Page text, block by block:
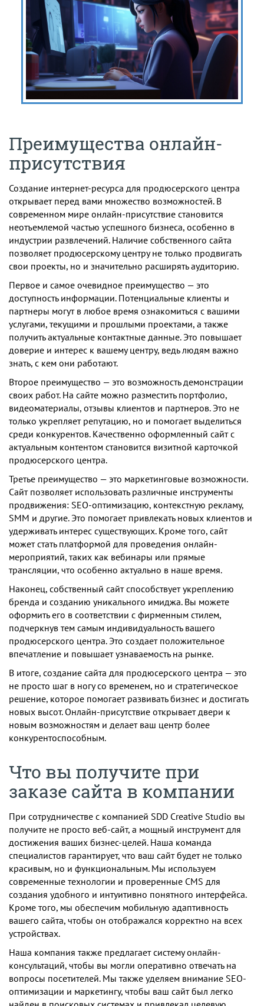
Преимущества онлайн-
присутствия
Создание интернет-ресурса для продюсерского центра
открывает перед вами множество возможностей. В
современном мире онлайн-присутствие становится
неотъемлемой частью успешного бизнеса, особенно в
индустрии развлечений. Наличие собственного сайта
позволяет продюсерскому центру не только продвигать
свои проекты, но и значительно расширять аудиторию.
Первое и самое очевидное преимущество — это
доступность информации. Потенциальные клиенты и
партнеры могут в любое время ознакомиться с вашими
услугами, текущими и прошлыми проектами, а также
получить актуальные контактные данные. Это повышает
доверие и интерес к вашему центру, ведь людям важно
знать, с кем они работают.
Второе преимущество — это возможность демонстрации
своих работ. На сайте можно разместить портфолио,
видеоматериалы, отзывы клиентов и партнеров. Это не
только укрепляет репутацию, но и помогает выделиться
среди конкурентов. Качественно оформленный сайт с
актуальным контентом становится визитной карточкой
продюсерского центра.
Третье преимущество — это маркетинговые возможности.
Сайт позволяет использовать различные инструменты
продвижения: SEO-оптимизацию, контекстную рекламу,
SMM и другие. Это помогает привлекать новых клиентов и
удерживать интерес существующих. Кроме того, сайт
может стать платформой для проведения онлайн-
мероприятий, таких как вебинары или прямые
трансляции, что особенно актуально в наше время.
Наконец, собственный сайт способствует укреплению
бренда и созданию уникального имиджа. Вы можете
оформить его в соответствии с фирменным стилем,
подчеркнув тем самым индивидуальность вашего
продюсерского центра. Это создает положительное
впечатление и повышает узнаваемость на рынке.
В итоге, создание сайта для продюсерского центра — это
не просто шаг в ногу со временем, но и стратегическое
решение, которое помогает развивать бизнес и достигать
новых высот. Онлайн-присутствие открывает двери к
новым возможностям и делает ваш центр более
конкурентоспособным.
Что вы получите при
заказе сайта в компании
При сотрудничестве с компанией SDD Creative Studio вы
получите не просто веб-сайт, а мощный инструмент для
достижения ваших бизнес-целей. Наша команда
специалистов гарантирует, что ваш сайт будет не только
красивым, но и функциональным. Мы используем
современные технологии и проверенные CMS для
создания удобного и интуитивно понятного интерфейса.
Кроме того, мы обеспечим мобильную адаптивность
вашего сайта, чтобы он отображался корректно на всех
устройствах.
Наша компания также предлагает систему онлайн-
консультаций, чтобы вы могли оперативно отвечать на
вопросы посетителей. Мы также уделяем внимание SEO-
оптимизации и маркетингу, чтобы ваш сайт был легко